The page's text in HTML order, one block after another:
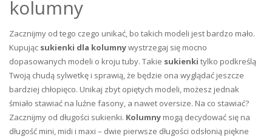
kolumny
Zacznijmy od tego czego unikać, bo takich modeli jest bardzo mało.
Kupując sukienki dla kolumnywystrzegaj się mocno
dopasowanych modeli o kroju tuby. Takie sukienki tylko podkreślą
Twoją chudą sylwetkę i sprawią, że będzie ona wyglądać jeszcze
bardziej chłopięco. Unikaj zbyt opiętych modeli, możesz jednak
śmiało stawiać na luźne fasony, a nawet oversize. Na co stawiać?
Zacznijmy od długości sukienki. Kolumny mogą decydować się na
długość mini, midi i maxi – dwie pierwsze długości odsłonią piękne